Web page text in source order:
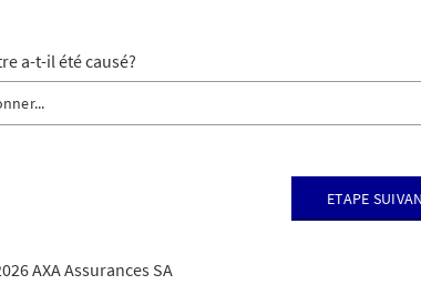
a-t-il été causé?
Etape
AXA Assurances SA